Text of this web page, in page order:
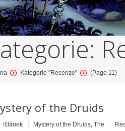
Kategorie "Recenze" (Page 11)
of the Druids
!článek Mystery of the Druids, The